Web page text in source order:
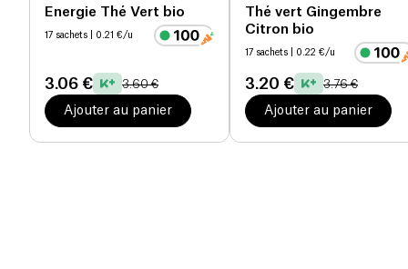
Energie Thé Vert bio
17 sachets | 0.21 €/u
3.06 € 3.60 €
Ajouter au panier
Thé vert Gingembre
Citron bio
17 sachets | 0.22 €/u
3.20 € 3.76 €
Ajouter au panier